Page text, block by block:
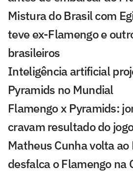
Mistura do Brasil com
teve ex-Flamengo e
brasileiros
Inteligência artificial
Pyramids no Mundial
Flamengo x Pyramids:
cravam resultado do
Matheus Cunha volta ao
desfalca o Flamengo na